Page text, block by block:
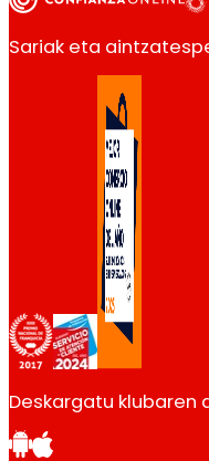
Sariak eta
Deskargatu klubaren